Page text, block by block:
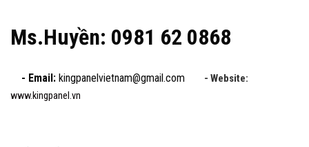
Ms.Huyền: 0981 62 0868
- Email: kingpanelvietnam@gmail.com - Website:
www.kingpanel.vn